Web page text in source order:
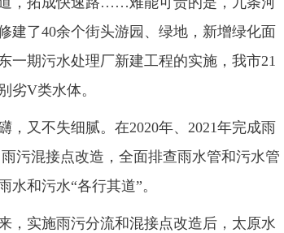
建了40余个街头游园、绿地，新增绿化面
一期污水处理厂新建工程的实施，我市21
劣V类水体。
又不失细腻。在2020年、2021年完成雨
污混接点改造，全面排查雨水管和污水管
和污水“各行其道”。
实施雨污分流和混接点改造后，太原水